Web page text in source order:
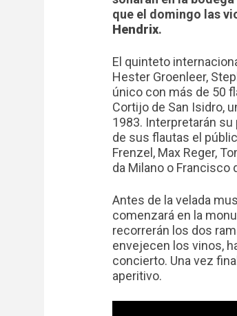
que el domingo las
Hendrix.
El quinteto
Hester Groenleer,
único con más de 50
Cortijo de San Isidro,
1983. Interpretarán su
de sus flautas el
Frenzel, Max Reger,
da Milano o Francisco
Antes de la velada
comenzará en la
recorrerán los dos
envejecen los vinos,
concierto. Una vez
aperitivo.